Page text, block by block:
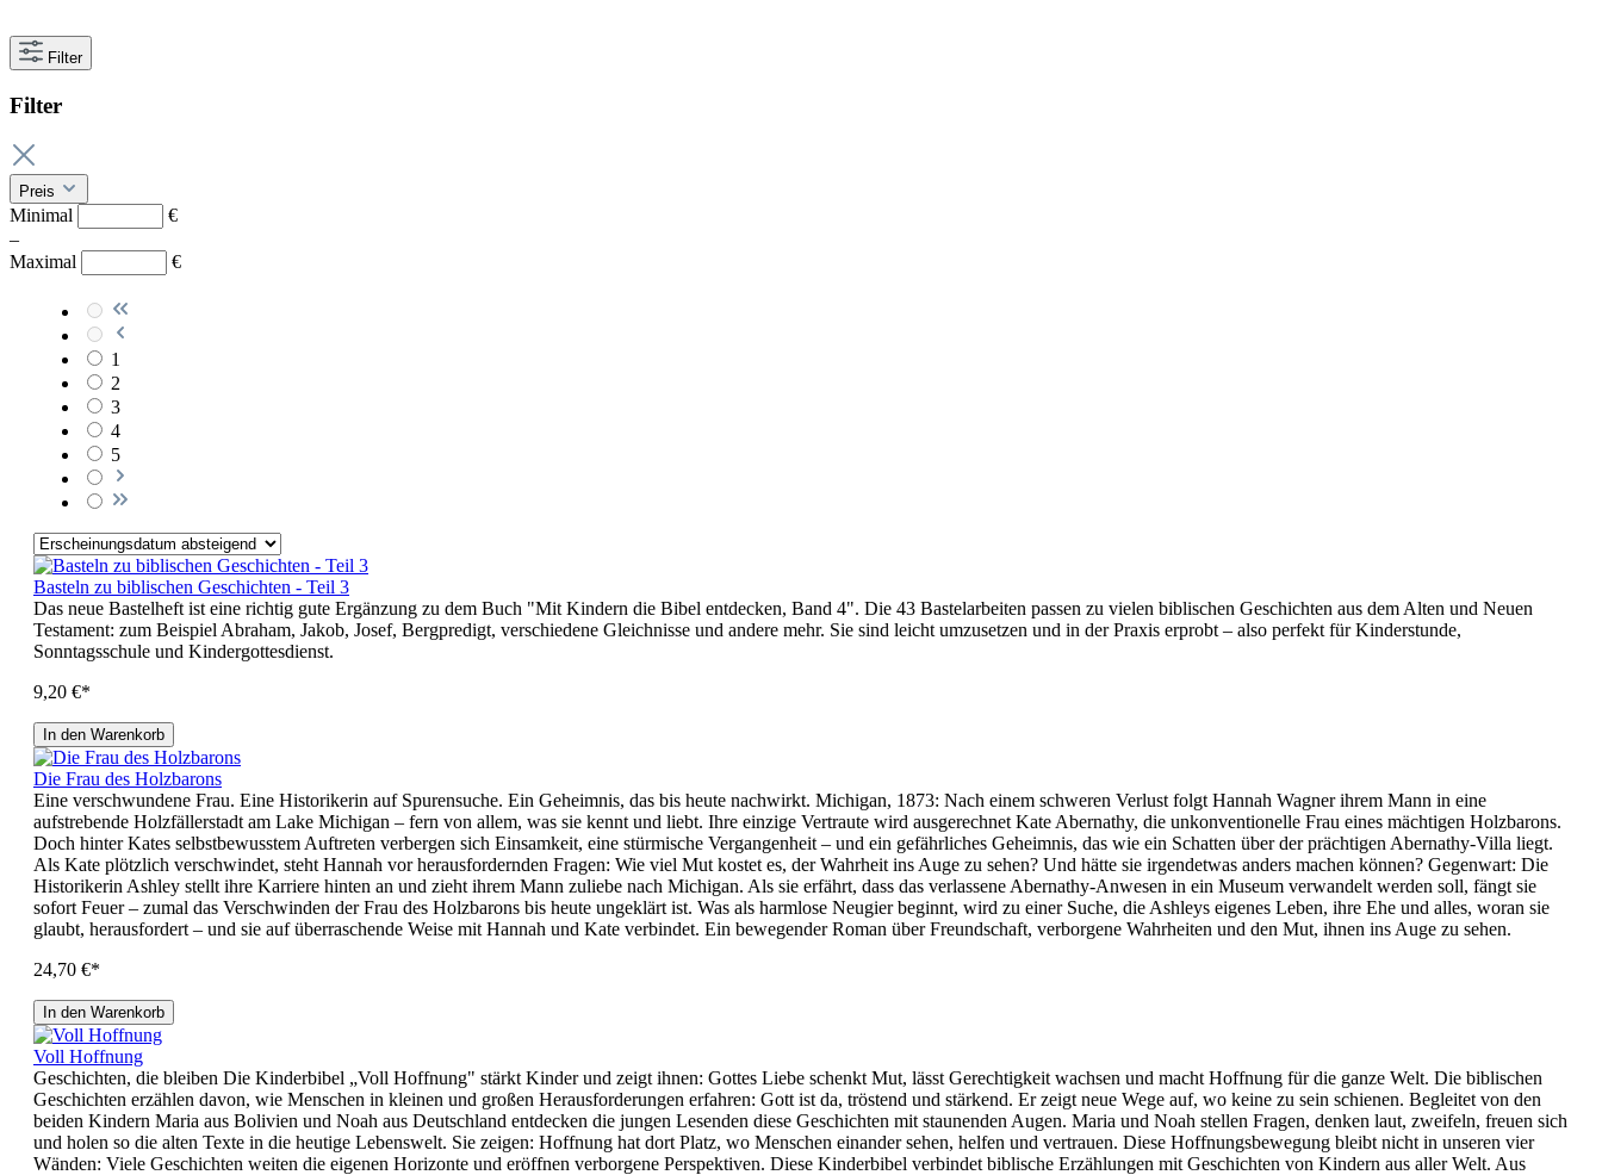
Filter
Filter
Preis
Minimal
€
–
Maximal
€
1
2
3
4
5
Basteln zu biblischen Geschichten - Teil 3
Das neue Bastelheft ist eine richtig gute Ergänzung zu dem Buch "Mit Kindern die Bibel entdecken, Band 4". Die 43 Bastelarbeiten passen zu vielen biblischen Geschichten aus dem Alten und Neuen
Testament: zum Beispiel Abraham, Jakob, Josef, Bergpredigt, verschiedene Gleichnisse und andere mehr. Sie sind leicht umzusetzen und in der Praxis erprobt – also perfekt für Kinderstunde,
Sonntagsschule und Kindergottesdienst.
9,20 €*
In den Warenkorb
Die Frau des Holzbarons
Eine verschwundene Frau. Eine Historikerin auf Spurensuche. Ein Geheimnis, das bis heute nachwirkt. Michigan, 1873: Nach einem schweren Verlust folgt Hannah Wagner ihrem Mann in eine
aufstrebende Holzfällerstadt am Lake Michigan – fern von allem, was sie kennt und liebt. Ihre einzige Vertraute wird ausgerechnet Kate Abernathy, die unkonventionelle Frau eines mächtigen Holzbarons.
Doch hinter Kates selbstbewusstem Auftreten verbergen sich Einsamkeit, eine stürmische Vergangenheit – und ein gefährliches Geheimnis, das wie ein Schatten über der prächtigen Abernathy-Villa liegt.
Als Kate plötzlich verschwindet, steht Hannah vor herausfordernden Fragen: Wie viel Mut kostet es, der Wahrheit ins Auge zu sehen? Und hätte sie irgendetwas anders machen können? Gegenwart: Die
Historikerin Ashley stellt ihre Karriere hinten an und zieht ihrem Mann zuliebe nach Michigan. Als sie erfährt, dass das verlassene Abernathy-Anwesen in ein Museum verwandelt werden soll, fängt sie
sofort Feuer – zumal das Verschwinden der Frau des Holzbarons bis heute ungeklärt ist. Was als harmlose Neugier beginnt, wird zu einer Suche, die Ashleys eigenes Leben, ihre Ehe und alles, woran sie
glaubt, herausfordert – und sie auf überraschende Weise mit Hannah und Kate verbindet. Ein bewegender Roman über Freundschaft, verborgene Wahrheiten und den Mut, ihnen ins Auge zu sehen.
24,70 €*
In den Warenkorb
Voll Hoffnung
Geschichten, die bleiben Die Kinderbibel „Voll Hoffnung" stärkt Kinder und zeigt ihnen: Gottes Liebe schenkt Mut, lässt Gerechtigkeit wachsen und macht Hoffnung für die ganze Welt. Die biblischen
Geschichten erzählen davon, wie Menschen in kleinen und großen Herausforderungen erfahren: Gott ist da, tröstend und stärkend. Er zeigt neue Wege auf, wo keine zu sein schienen. Begleitet von den
beiden Kindern Maria aus Bolivien und Noah aus Deutschland entdecken die jungen Lesenden diese Geschichten mit staunenden Augen. Maria und Noah stellen Fragen, denken laut, zweifeln, freuen sich
und holen so die alten Texte in die heutige Lebenswelt. Sie zeigen: Hoffnung hat dort Platz, wo Menschen einander sehen, helfen und vertrauen. Diese Hoffnungsbewegung bleibt nicht in unseren vier
Wänden: Viele Geschichten weiten die eigenen Horizonte und eröffnen verborgene Perspektiven. Diese Kinderbibel verbindet biblische Erzählungen mit Geschichten von Kindern aus aller Welt. Aus